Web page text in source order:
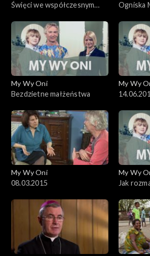
Święci we współczesnym
Ogniska
My Wy Oni
Bezdzietne małżeństwa
My Wy
My Wy Oni
08.03.2015
My Wy
Jak